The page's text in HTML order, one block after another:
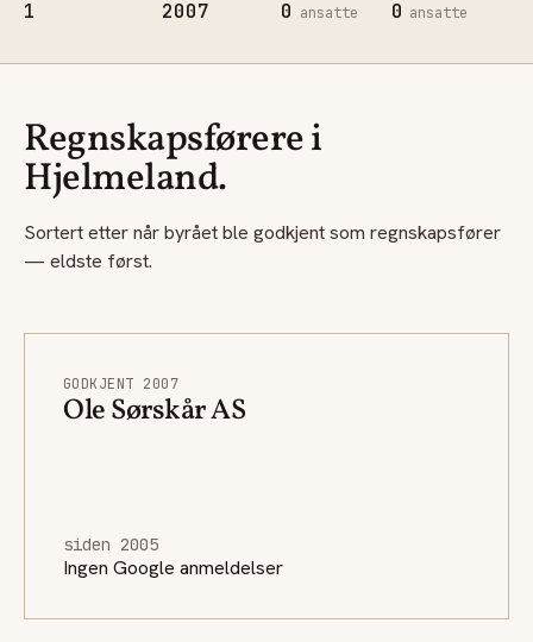
1 2007 0 ansatte 0 ansatte
Regnskapsførere i
Hjelmeland.
Sortert etter når byrået ble godkjent som regnskapsfører
— eldste først.
GODKJENT 2007
Ole Sørskår AS
siden 2005
Ingen Google anmeldelser